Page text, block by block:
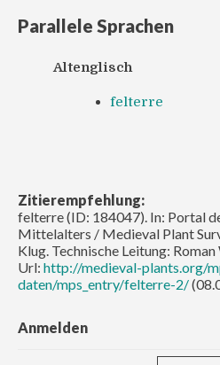
Parallele Sprachen
Altenglisch
felterre
Zitierempfehlung:
felterre (ID: 184047). In: Portal
Mittelalters / Medieval Plant
Klug. Technische Leitung:
Url: http://medieval-plants.org/
daten/mps_entry/felterre-2/
Anmelden